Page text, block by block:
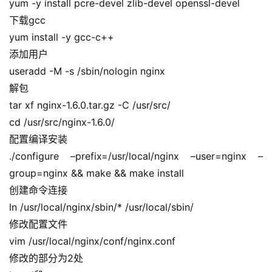
项
目
yum -y install pcre-devel zlib-devel openssl-devel
下载gcc
yum install -y gcc-c++
添加用户
useradd -M -s /sbin/nologin nginx
解包
tar xf nginx-1.6.0.tar.gz -C /usr/src/
cd /usr/src/nginx-1.6.0/
配置编译安装
./configure –prefix=/usr/local/nginx –user=nginx –
group=nginx && make && make install
创建命令连接
ln /usr/local/nginx/sbin/* /usr/local/sbin/
修改配置文件
vim /usr/local/nginx/conf/nginx.conf
修改的部分为2处